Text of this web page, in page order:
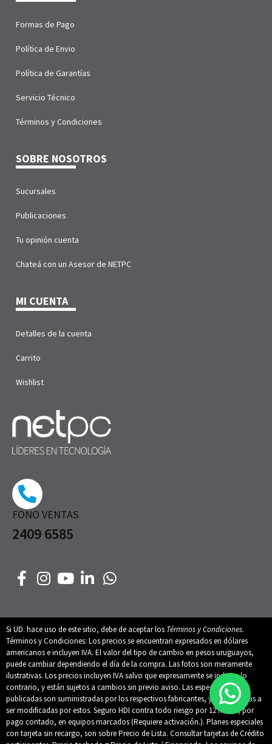
FONO VENTAS
2409 6585
Formas de Pago
Política de Envio
Política de Garantías
Servicio Técnico
Términos y Condiciones
SOBRE NOSOTROS
Sucursales
Publicaciones
Tu opinión cuenta
Chateá con un Asesor de NETPC
MI CUENTA
Detalles de la cuenta
Carrito
Wishlist
Si UD. hace uso de este sitio, debe de aceptar los Términos y Condiciones.
Términos y Condiciones: Los precios se encuentran expresados en dólares
americanos e incluyen IVA. El valor del tipo de cambio en pesos uruguayos,
puede cambiar dependiendo el día de la compra. Las fotos son meramente
ilustrativas. Los precios incluyen IVA salvo que expresamente se indique lo
contrario, y están sujetos a cambios sin previo aviso. Las especificaciones
publicadas son suministradas por los respectivos fabricantes, y están sujetas a
ser modificadas por estos. Seguro HDI contra todo riesgo por 12 meses, por
pago contado, en equipos marcados (Requiere activación.). Planes especiales
con tarjeta sin recargo, son sobre Precio de Lista. Consultar tarjetas de Crédito